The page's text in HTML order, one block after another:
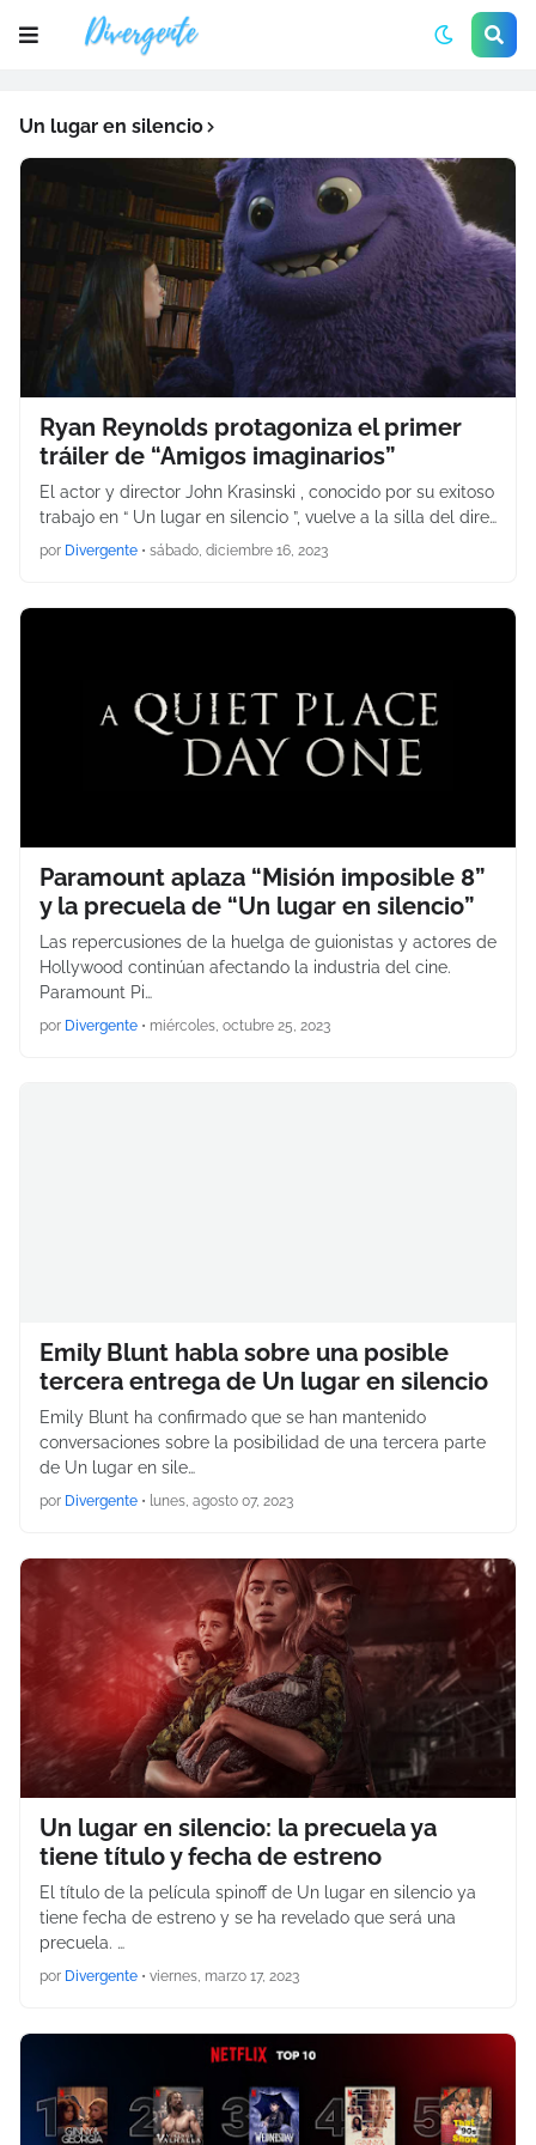
Un lugar en silencio
Ryan Reynolds protagoniza el primer
tráiler de “Amigos imaginarios”
El actor y director John Krasinski , conocido por su exitoso
trabajo en “ Un lugar en silencio ”, vuelve a la silla del dire…
por Divergente • sábado, diciembre 16, 2023
Paramount aplaza “Misión imposible 8”
y la precuela de “Un lugar en silencio”
Las repercusiones de la huelga de guionistas y actores de
Hollywood continúan afectando la industria del cine.
Paramount Pi…
por Divergente • miércoles, octubre 25, 2023
Emily Blunt habla sobre una posible
tercera entrega de Un lugar en silencio
Emily Blunt ha confirmado que se han mantenido
conversaciones sobre la posibilidad de una tercera parte
de Un lugar en sile…
por Divergente • lunes, agosto 07, 2023
Un lugar en silencio: la precuela ya
tiene título y fecha de estreno
El título de la película spinoff de Un lugar en silencio ya
tiene fecha de estreno y se ha revelado que será una
precuela. …
por Divergente • viernes, marzo 17, 2023